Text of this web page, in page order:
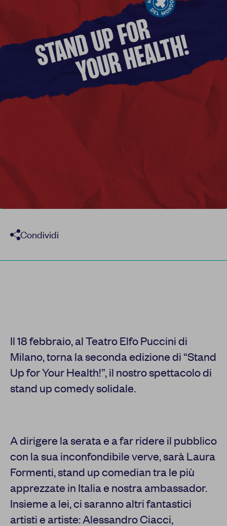
Newsletter
InstagramTwitterYouTube LinkedIn
Condividi
Il 18 febbraio, al Teatro Elfo Puccini di
Milano, torna la seconda edizione di “Stand
Up for Your Health!”, il nostro spettacolo di
stand up comedy solidale.
A dirigere la serata e a far ridere il pubblico
con la sua inconfondibile verve, sarà Laura
Formenti, stand up comedian tra le più
apprezzate in Italia e nostra ambassador.
Insieme a lei, ci saranno altri fantastici
artisti e artiste: Alessandro Ciacci,